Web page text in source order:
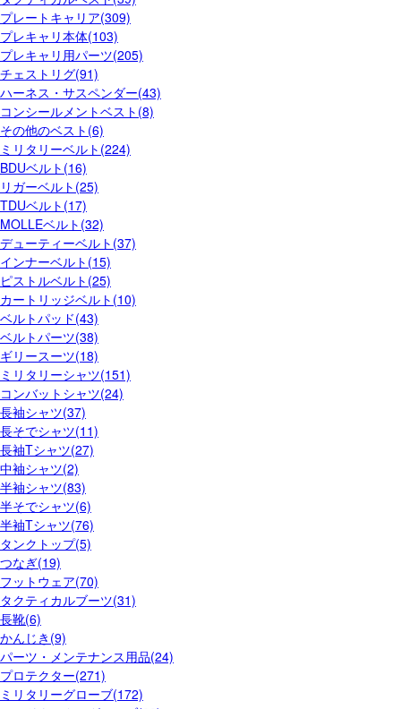
プレートキャリア(309)
プレキャリ本体(103)
プレキャリ用パーツ(205)
チェストリグ(91)
ハーネス・サスペンダー(43)
コンシールメントベスト(8)
その他のベスト(6)
ミリタリーベルト(224)
BDUベルト(16)
リガーベルト(25)
TDUベルト(17)
MOLLEベルト(32)
デューティーベルト(37)
インナーベルト(15)
ピストルベルト(25)
カートリッジベルト(10)
ベルトパッド(43)
ベルトパーツ(38)
ギリースーツ(18)
ミリタリーシャツ(151)
コンバットシャツ(24)
長袖シャツ(37)
長そでシャツ(11)
長袖Tシャツ(27)
中袖シャツ(2)
半袖シャツ(83)
半そでシャツ(6)
半袖Tシャツ(76)
タンクトップ(5)
つなぎ(19)
フットウェア(70)
タクティカルブーツ(31)
長靴(6)
かんじき(9)
パーツ・メンテナンス用品(24)
プロテクター(271)
ミリタリーグローブ(172)